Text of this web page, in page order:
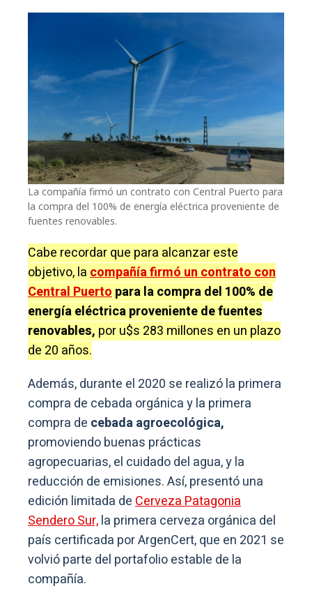
La compañía firmó un contrato con Central Puerto para
la compra del 100% de energía eléctrica proveniente de
fuentes renovables.
Cabe recordar que para alcanzar este
objetivo, lacompañía firmó un contrato con
Central Puertopara la compra del 100% de
energía eléctrica proveniente de fuentes
renovables, por u$s 283 millones en un plazo
de 20 años.
Además, durante el 2020 se realizó la primera
compra de cebada orgánica y la primera
compra de cebada agroecológica,
promoviendo buenas prácticas
agropecuarias, el cuidado del agua, y la
reducción de emisiones. Así, presentó una
edición limitada deCerveza Patagonia
Sendero Sur,la primera cerveza orgánica del
país certificada por ArgenCert, que en 2021 se
volvió parte del portafolio estable de la
compañía.